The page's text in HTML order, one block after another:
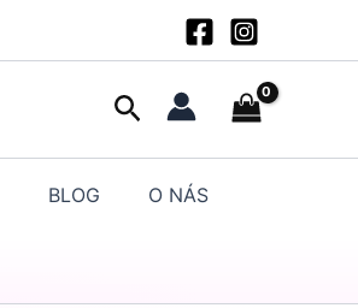
Hľadať
BLOG O NÁS